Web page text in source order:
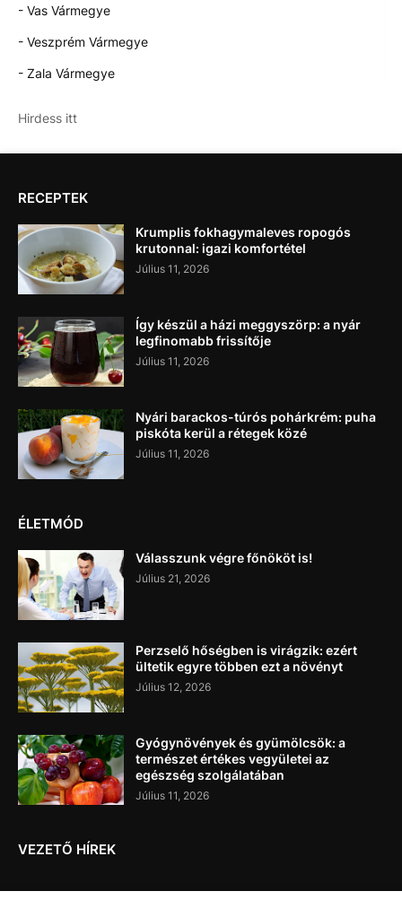
- Vas Vármegye
- Veszprém Vármegye
- Zala Vármegye
Hirdess itt
RECEPTEK
Krumplis fokhagymaleves ropogós
krutonnal: igazi komfortétel
Július 11, 2026
Így készül a házi meggyszörp: a nyár
legfinomabb frissítője
Július 11, 2026
Nyári barackos-túrós pohárkrém: puha
piskóta kerül a rétegek közé
Július 11, 2026
ÉLETMÓD
Válasszunk végre főnököt is!
Július 21, 2026
Perzselő hőségben is virágzik: ezért
ültetik egyre többen ezt a növényt
Július 12, 2026
Gyógynövények és gyümölcsök: a
természet értékes vegyületei az
egészség szolgálatában
Július 11, 2026
VEZETŐ HÍREK